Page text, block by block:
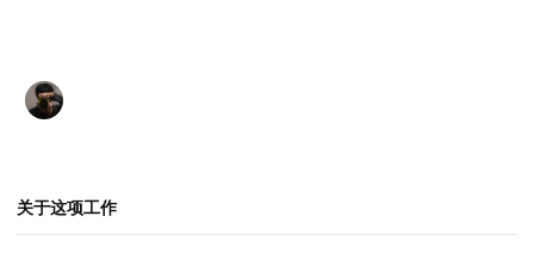
关于这项工作